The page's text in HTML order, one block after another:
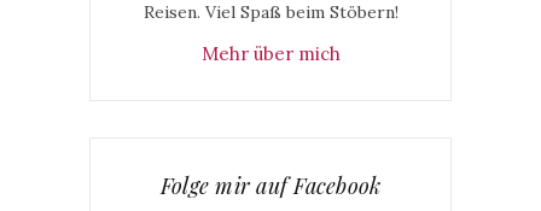
Reisen. Viel Spaß beim Stöbern!
Mehr über mich
Folge mir auf Facebook